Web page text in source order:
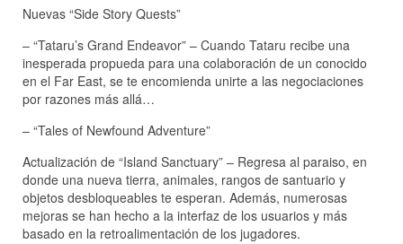
Nuevas “Side Story Quests”
– “Tataru’s Grand Endeavor” – Cuando Tataru recibe una
inesperada propueda para una colaboración de un conocido
en el Far East, se te encomienda unirte a las negociaciones
por razones más allá…
– “Tales of Newfound Adventure”
Actualización de “Island Sanctuary” – Regresa al paraiso, en
donde una nueva tierra, animales, rangos de santuario y
objetos desbloqueables te esperan. Además, numerosas
mejoras se han hecho a la interfaz de los usuarios y más
basado en la retroalimentación de los jugadores.